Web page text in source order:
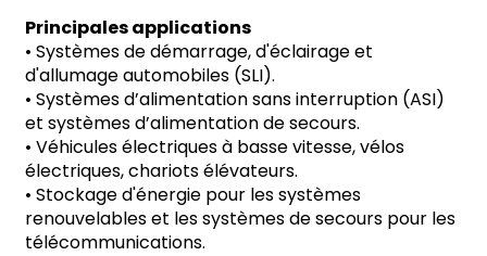
Principales applications
• Systèmes de démarrage, d'éclairage et
d'allumage automobiles (SLI).
• Systèmes d’alimentation sans interruption (ASI)
et systèmes d’alimentation de secours.
• Véhicules électriques à basse vitesse, vélos
électriques, chariots élévateurs.
• Stockage d'énergie pour les systèmes
renouvelables et les systèmes de secours pour les
télécommunications.